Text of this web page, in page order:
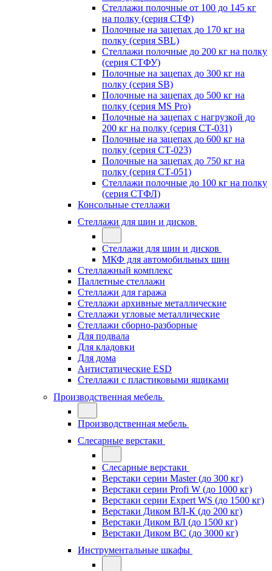
Стеллажи полочные от 100 до 145 кг
на полку (серия СТФ)
Полочные на зацепах до 170 кг на
полку (серия SBL)
Стеллажи полочные до 200 кг на полку
(серия СТФУ)
Полочные на зацепах до 300 кг на
полку (серия SB)
Полочные на зацепах до 500 кг на
полку (серия MS Pro)
Полочные на зацепах с нагрузкой до
200 кг на полку (серия СТ-031)
Полочные на зацепах до 600 кг на
полку (серия СТ-023)
Полочные на зацепах до 750 кг на
полку (серия СТ-051)
Стеллажи полочные до 100 кг на полку
(серия СТФЛ)
Консольные стеллажи
Стеллажи для шин и дисков
Стеллажи для шин и дисков
МКФ для автомобильных шин
Стеллажный комплекс
Паллетные стеллажи
Стеллажи для гаража
Стеллажи архивные металлические
Стеллажи угловые металлические
Стеллажи сборно-разборные
Для подвала
Для кладовки
Для дома
Антистатические ESD
Стеллажи с пластиковыми ящиками
Производственная мебель
Производственная мебель
Слесарные верстаки
Слесарные верстаки
Верстаки серии Master (до 300 кг)
Верстаки серии Profi W (до 1000 кг)
Верстаки серии Expert WS (до 1500 кг)
Верстаки Диком ВЛ-К (до 200 кг)
Верстаки Диком ВЛ (до 1500 кг)
Верстаки Диком ВС (до 3000 кг)
Инструментальные шкафы